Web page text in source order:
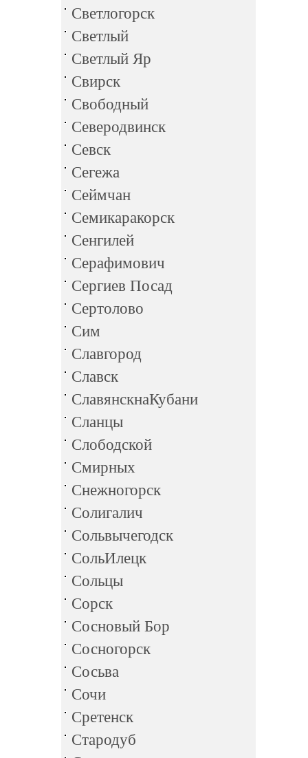
Светлогорск
Светлый
Светлый Яр
Свирск
Свободный
Северодвинск
Севск
Сегежа
Сеймчан
Семикаракорск
Сенгилей
Серафимович
Сергиев Посад
Сертолово
Сим
Славгород
Славск
СлавянскнаКубани
Сланцы
Слободской
Смирных
Снежногорск
Солигалич
Сольвычегодск
СольИлецк
Сольцы
Сорск
Сосновый Бор
Сосногорск
Сосьва
Сочи
Сретенск
Стародуб